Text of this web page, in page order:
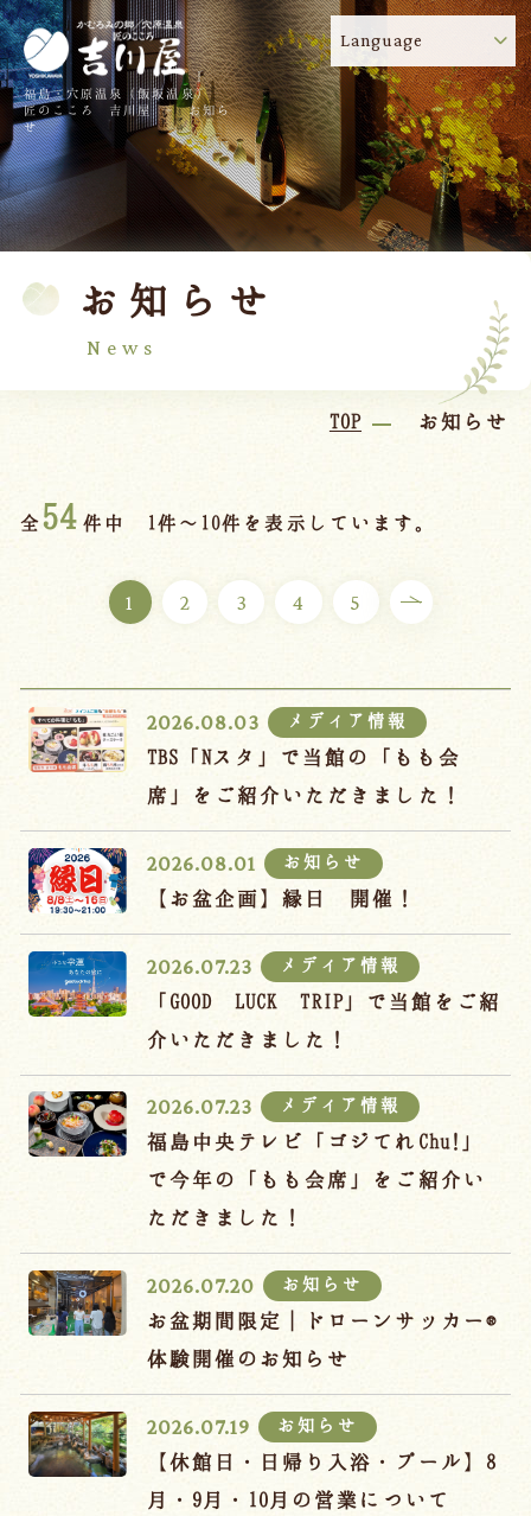
福島・穴原温泉（飯坂温泉）
匠のこころ 吉川屋 - お知ら
せ
Language
お知らせ
News
TOP お知らせ
全54 件中 1件～10件を表示しています。
1 2 3 4 5
2026.08.03 メディア情報
TBS「Nスタ」で当館の「もも会
席」をご紹介いただきました！
2026.08.01 お知らせ
【お盆企画】縁日 開催！
2026.07.23 メディア情報
「GOOD LUCK TRIP」で当館をご紹
介いただきました！
2026.07.23 メディア情報
福島中央テレビ「ゴジてれChu!」
で今年の「もも会席」をご紹介い
ただきました！
2026.07.20 お知らせ
お盆期間限定｜ドローンサッカー®
体験開催のお知らせ
2026.07.19 お知らせ
【休館日・日帰り入浴・プール】8
月・9月・10月の営業について
! 吉川屋のコロナウイルス感染症対策について
TOP 吉川屋について
温泉 客室
料理
館内
ご宿泊プラン
お部屋からプランを選ぶ
空室カレンダーから選ぶ
会議・団体 吉川屋で過ごす特別な日
お知らせ よくあるご質問
予約確認・変更・キャンセル
キャンセルポリシー
宿泊約款
オンラインショップ
吉川屋×温泉むすめ
Follow us
Tel.024-542-2226/ 9:00~18:00
Language